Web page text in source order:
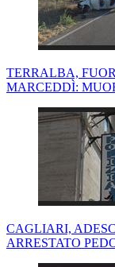
TERRALBA,
MARCEDDÌ:
CAGLIARI,
ARRESTATO